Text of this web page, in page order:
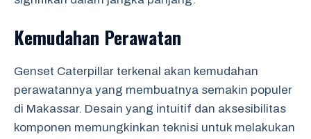
Kemudahan Perawatan
Genset Caterpillar terkenal akan kemudahan
perawatannya yang membuatnya semakin populer
di Makassar. Desain yang intuitif dan aksesibilitas
komponen memungkinkan teknisi untuk melakukan